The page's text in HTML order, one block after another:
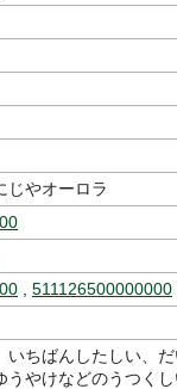
じやオーロラ
511126500000000
いちばんしたしい、
うやけなどのうつく